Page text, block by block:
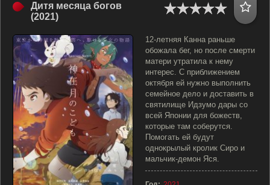
Дитя месяца богов
(2021)
12-летняя Канна раньше
обожала бег, но после смерти
матери утратила к нему
интерес. С приближением
октября ей нужно выполнить
семейное дело и доставить в
святилище Идзумо дары со
всей Японии для божеств,
которые там соберутся.
Помогать ей будут
однокрылый кролик Сиро и
мальчик-демон Яся.